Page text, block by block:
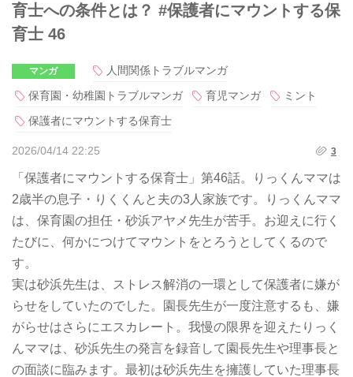
育士への条件とは？ #保護者にマウントする保
育士 46
マンガ
人間関係トラブルマンガ
保育園・幼稚園トラブルマンガ
育児マンガ
ミント
保護者にマウントする保育士
2026/04/14 22:25 3
「保護者にマウントする保育士」第46話。りっくんママは
2歳半の息子・りくくんと夫の3人家族です。りっくんママ
は、保育園の担任・砂浜アヤメ先生が苦手。お迎えに行く
たびに、何かにつけてマウントをとろうとしてくるので
す。
実は砂浜先生は、ストレス解消の一環として保護者に嫌が
らせをしていたのでした。園長先生が一度注意するも、嫌
がらせはさらにエスカレート。我慢の限界を迎えたりっく
んママは、砂浜先生の発言を録音して園長先生や理事長と
の面談に臨みます。最初は砂浜先生を擁護していた理事長